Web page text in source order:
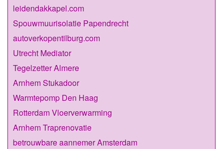
leidendakkapel.com
Spouwmuurisolatie Papendrecht
autoverkopentilburg.com
Utrecht Mediator
Tegelzetter Almere
Arnhem Stukadoor
Warmtepomp Den Haag
Rotterdam Vloerverwarming
Arnhem Traprenovatie
betrouwbare aannemer Amsterdam